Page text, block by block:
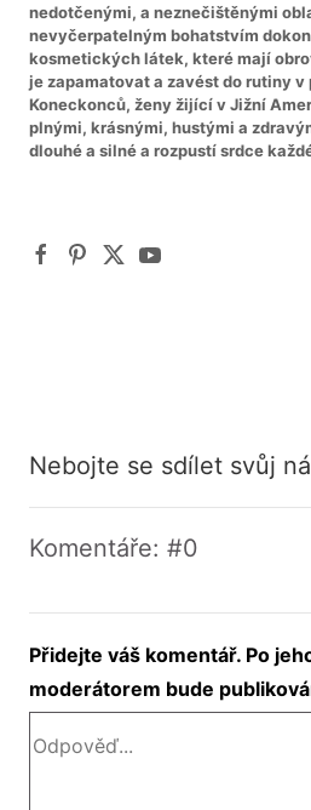
nedotčenými, a neznečištěnými
nevyčerpatelným bohatstvím
kosmetických látek, které mají
je zapamatovat a zavést do rutiny v
Koneckonců, ženy žijící v Jižní
plnými, krásnými, hustými a
dlouhé a silné a rozpustí srdce
Nebojte se sdílet svůj
Komentáře: #0
Přidejte váš komentář. Po
moderátorem bude